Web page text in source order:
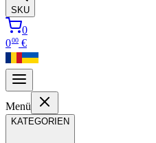
SKU
0
000 €
Menü
KATEGORIEN